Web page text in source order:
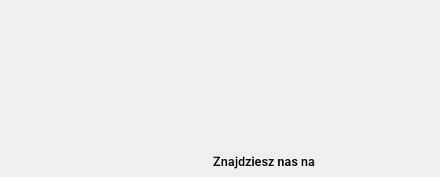
Znajdziesz nas na